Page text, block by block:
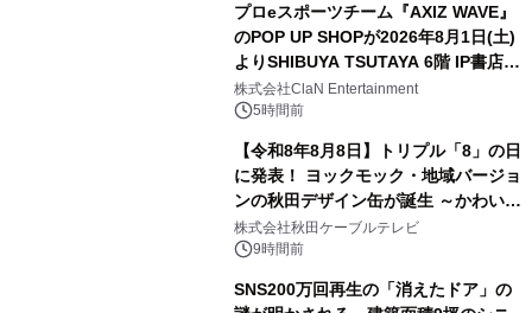
プロeスポーツチーム『AXIZ WAVE』
のPOP UP SHOPが2026年8月1日(土)
よりSHIBUYA TSUTAYA 6階 IP書店で
開催決定！！
株式会社ClaN Entertainment
5時間前
【令和8年8月8日】トリプル「8」の日
に発表！ ヨックモック・地域バージョ
ンの秋田デザイン缶が誕生 ～かわいい
秋田犬の子犬と秋田の四季と名所を巡
るパッケージ～ 9月1日(火)秋田県内で
株式会社秋田ケーブルテレビ
9時間前
SNS200万回再生の「消えたドア」の